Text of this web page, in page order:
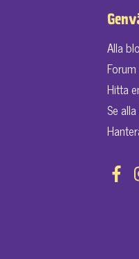
Alla
Forum
Hitta
Se